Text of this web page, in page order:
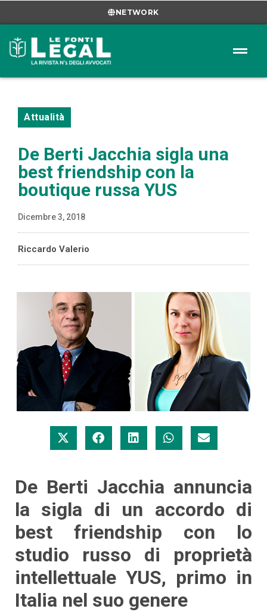
NETWORK
Attualità
De Berti Jacchia sigla una
best friendship con la
boutique russa YUS
Dicembre 3, 2018
Riccardo Valerio
De Berti Jacchia annuncia
la sigla di un accordo di
best friendship con lo
studio russo di proprietà
intellettuale YUS, primo in
Italia nel suo genere